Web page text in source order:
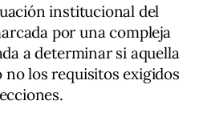
institucional del
por una compleja
a determinar si aquella
los requisitos exigidos